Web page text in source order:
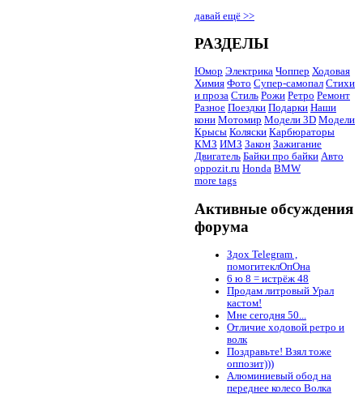
давай ещё >>
РАЗДЕЛЫ
Юмор Электрика Чоппер Ходовая
Химия Фото Супер-самопал Стихи
и проза Стиль Рожи Ретро Ремонт
Разное Поездки Подарки Наши
кони Мотомир Модели 3D Модели
Крысы Коляски Карбюраторы
КМЗ ИМЗ Закон Зажигание
Двигатель Байки про байки Авто
oppozit.ru Honda BMW
more tags
Активные обсуждения
форума
Здох Telegram ,
помогитеклОпОна
6 ю 8 = истрёж 48
Продам литровый Урал
кастом!
Мне сегодня 50...
Отличие ходовой ретро и
волк
Поздравьте! Взял тоже
оппозит)))
Алюминиевый обод на
переднее колесо Волка